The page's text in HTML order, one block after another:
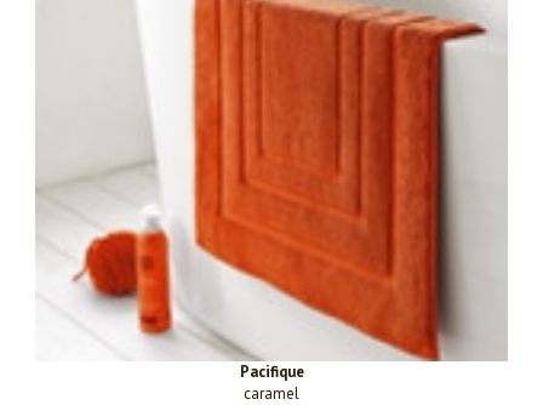
Pacifique
caramel